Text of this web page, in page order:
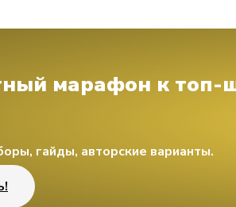
марафон к топ-
гайды, авторские варианты.